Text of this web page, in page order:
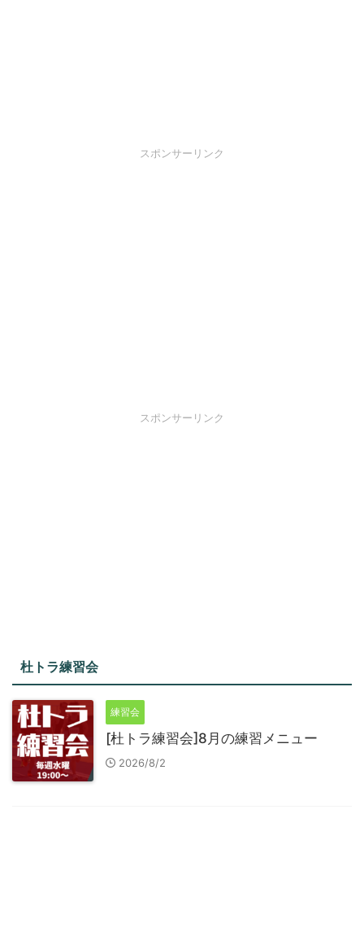
スポンサーリンク
スポンサーリンク
杜トラ練習会
練習会
[杜トラ練習会]8月の練習メニュー
2026/8/2